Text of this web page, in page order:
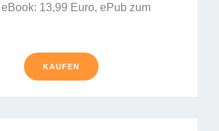
13,99 Euro, ePub zum
KAUFEN